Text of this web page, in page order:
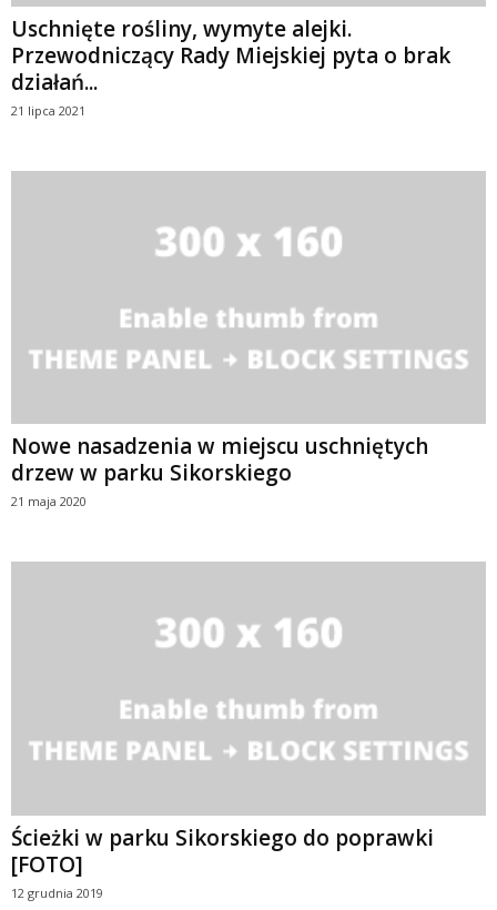
Uschnięte rośliny, wymyte alejki.
Przewodniczący Rady Miejskiej pyta o brak
działań...
21 lipca 2021
Nowe nasadzenia w miejscu uschniętych
drzew w parku Sikorskiego
21 maja 2020
Ścieżki w parku Sikorskiego do poprawki
[FOTO]
12 grudnia 2019